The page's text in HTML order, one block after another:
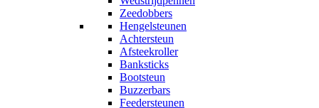
Zeedobbers
Hengelsteunen
Achtersteun
Afsteekroller
Banksticks
Bootsteun
Buzzerbars
Feedersteunen